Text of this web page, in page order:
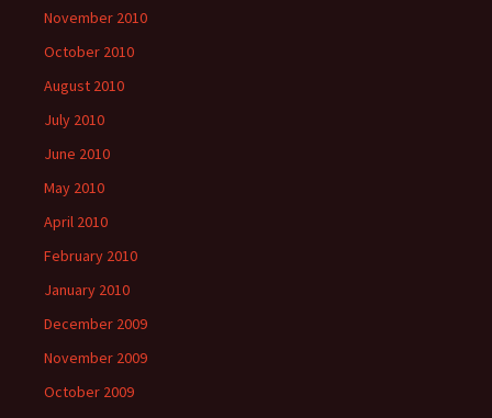
November 2010
October 2010
August 2010
July 2010
June 2010
May 2010
April 2010
February 2010
January 2010
December 2009
November 2009
October 2009